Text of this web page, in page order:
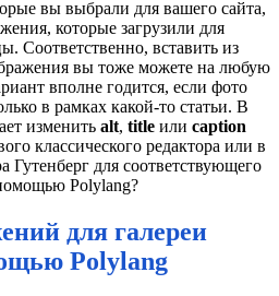
вы выбрали для вашего сайта,
которые загрузили для
Соответственно, вставить из
вы тоже можете на любую
вполне годится, если фото
в рамках какой-то статьи. В
изменить alt, title или caption
классического редактора или в
Гутенберг для соответствующего
Polylang?
для галереи
Polylang